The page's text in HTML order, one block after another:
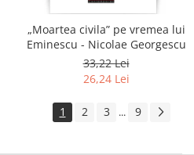
„Moartea civila” pe vremea lui
Eminescu - Nicolae Georgescu
33,22 Lei
26,24 Lei
1 2 3 ... 9